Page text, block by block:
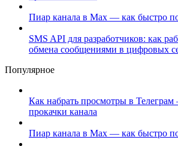
Пиар канала в Max — как быстро
SMS API для разработчиков: как
обмена сообщениями в цифровых
Популярное
Как набрать просмотры в Телеграм
прокачки канала
Пиар канала в Max — как быстро